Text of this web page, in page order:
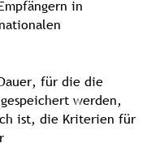
in
für die die
werden,
ist, die Kriterien für